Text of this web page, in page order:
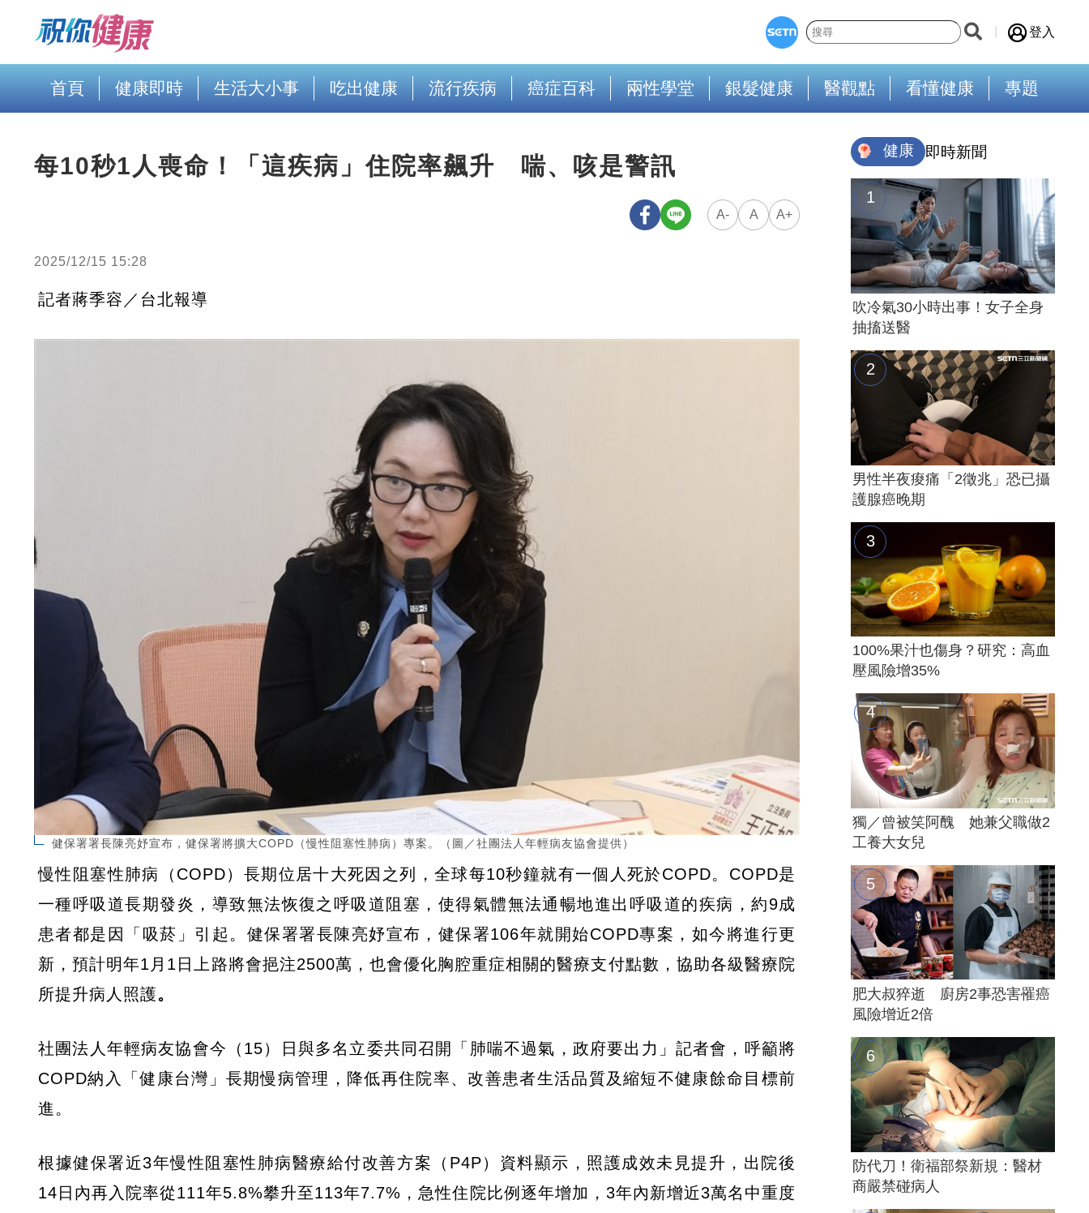
登入
首頁 健康即時 生活大小事 吃出健康 流行疾病 癌症百科 兩性學堂 銀髮健康 醫觀點 看懂健康 專題
每10秒1人喪命！「這疾病」住院率飆升 喘、咳是警訊
A- A A+
2025/12/15 15:28
記者蔣季容／台北報導
健保署署長陳亮妤宣布，健保署將擴大COPD（慢性阻塞性肺病）專案。（圖／社團法人年輕病友協會提供）
慢性阻塞性肺病（COPD）長期位居十大死因之列，全球每10秒鐘就有一個人死於COPD。COPD是
一種呼吸道長期發炎，導致無法恢復之呼吸道阻塞，使得氣體無法通暢地進出呼吸道的疾病，約9成
患者都是因「吸菸」引起。健保署署長陳亮妤宣布，健保署106年就開始COPD專案，如今將進行更
新，預計明年1月1日上路將會挹注2500萬，也會優化胸腔重症相關的醫療支付點數，協助各級醫療院
所提升病人照護。
社團法人年輕病友協會今（15）日與多名立委共同召開「肺喘不過氣，政府要出力」記者會，呼籲將
COPD納入「健康台灣」長期慢病管理，降低再住院率、改善患者生活品質及縮短不健康餘命目標前
進。
根據健保署近3年慢性阻塞性肺病醫療給付改善方案（P4P）資料顯示，照護成效未見提升，出院後
14日內再入院率從111年5.8%攀升至113年7.7%，急性住院比例逐年增加，3年內新增近3萬名中重度
健康 即時新聞
吹冷氣30小時出事！女子全身
抽搐送醫
男性半夜痠痛「2徵兆」恐已攝
護腺癌晚期
100%果汁也傷身？研究：高血
壓風險增35%
獨／曾被笑阿醜 她兼父職做2
工養大女兒
肥大叔猝逝 廚房2事恐害罹癌
風險增近2倍
防代刀！衛福部祭新規：醫材
商嚴禁碰病人